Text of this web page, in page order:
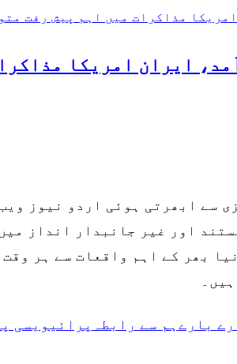
ایران امریکا
سے ابھرتی ہوئی اردو نیوز
اور غیر جانبدار انداز
بھر کے اہم واقعات سے ہر
بارے ہم سے رابطہ پرائیویسی